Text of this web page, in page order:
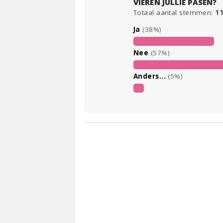
VIEREN JULLIE PASEN?
Totaal aantal stemmen:
Ja (38%)
Nee (57%)
Anders... (5%)